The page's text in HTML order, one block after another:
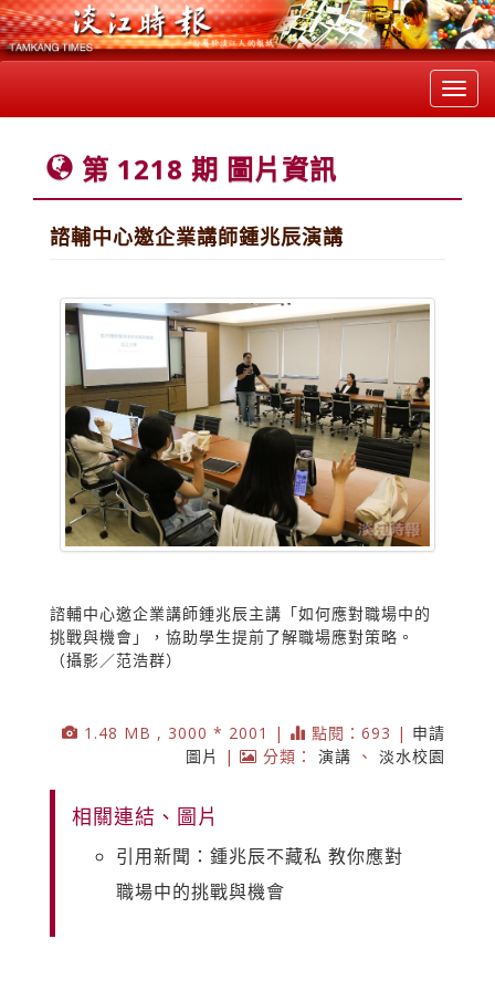
第 1218 期 圖片資訊
諮輔中心邀企業講師鍾兆辰演講
諮輔中心邀企業講師鍾兆辰主講「如何應對職場中的
挑戰與機會」，協助學生提前了解職場應對策略。
（攝影／范浩群）
1.48 MB , 3000 * 2001 | 點閱：693 | 申請
圖片
| 分類： 演講 、 淡水校園
相關連結、圖片
引用新聞：鍾兆辰不藏私 教你應對
職場中的挑戰與機會